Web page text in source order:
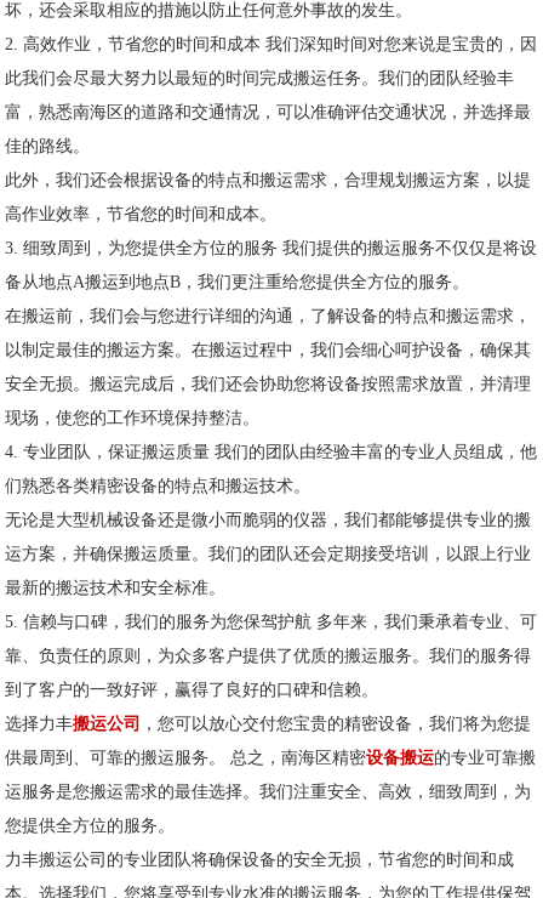
坏，还会采取相应的措施以防止任何意外事故的发生。
2. 高效作业，节省您的时间和成本 我们深知时间对您来说是宝贵的，因
此我们会尽最大努力以最短的时间完成搬运任务。我们的团队经验丰
富，熟悉南海区的道路和交通情况，可以准确评估交通状况，并选择最
佳的路线。
此外，我们还会根据设备的特点和搬运需求，合理规划搬运方案，以提
高作业效率，节省您的时间和成本。
3. 细致周到，为您提供全方位的服务 我们提供的搬运服务不仅仅是将设
备从地点A搬运到地点B，我们更注重给您提供全方位的服务。
在搬运前，我们会与您进行详细的沟通，了解设备的特点和搬运需求，
以制定最佳的搬运方案。在搬运过程中，我们会细心呵护设备，确保其
安全无损。搬运完成后，我们还会协助您将设备按照需求放置，并清理
现场，使您的工作环境保持整洁。
4. 专业团队，保证搬运质量 我们的团队由经验丰富的专业人员组成，他
们熟悉各类精密设备的特点和搬运技术。
无论是大型机械设备还是微小而脆弱的仪器，我们都能够提供专业的搬
运方案，并确保搬运质量。我们的团队还会定期接受培训，以跟上行业
最新的搬运技术和安全标准。
5. 信赖与口碑，我们的服务为您保驾护航 多年来，我们秉承着专业、可
靠、负责任的原则，为众多客户提供了优质的搬运服务。我们的服务得
到了客户的一致好评，赢得了良好的口碑和信赖。
选择力丰搬运公司
，您可以放心交付您宝贵的精密设备，我们将为您提
供最周到、可靠的搬运服务。 总之，南海区精密设备搬运的专业可靠搬
运服务是您搬运需求的最佳选择。我们注重安全、高效，细致周到，为
您提供全方位的服务。
力丰搬运公司的专业团队将确保设备的安全无损，节省您的时间和成
本。选择我们，您将享受到专业水准的搬运服务，为您的工作提供保驾